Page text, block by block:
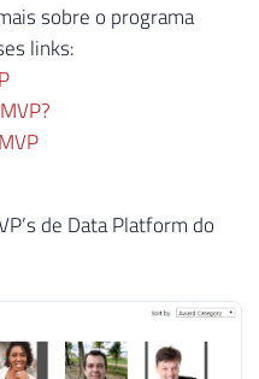
sobre o programa
links:
de Data Platform do